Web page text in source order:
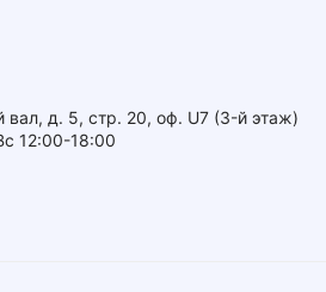
вал, д. 5, стр. 20, оф. U7 (3-й этаж)
12:00-18:00